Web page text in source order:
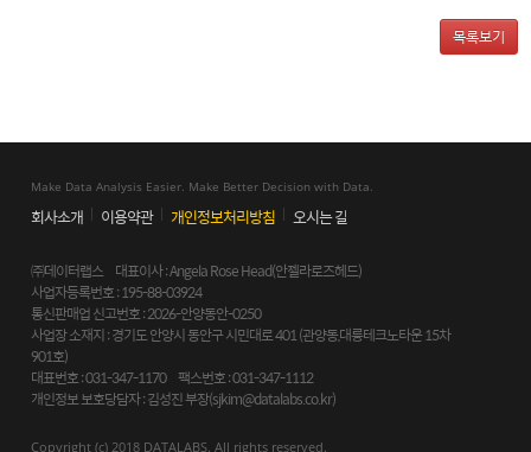
목록보기
Make Data Analysis Easier. Make Better Decision with Data.
회사소개 이용약관 개인정보처리방침 오시는 길
㈜데이터랩스 대표이사 : Angela Rose Head(안젤라로즈헤드)
사업자등록번호 : 195-88-03924
통신판매업 신고번호 : 2026-안양동안-0250
사업장 소재지 : 경기도 안양시 동안구 시민대로 401 (관양동,대륭테크노타운 15차
901호)
대표번호 : 031-347-1170 팩스번호 : 031-347-1112
개인정보 보호당담자 : 김성진 부장(sjkim@datalabs.co.kr)
Copyright (c) 2018 DATALABS. All rights reserved.